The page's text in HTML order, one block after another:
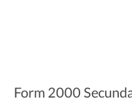
Form 2000